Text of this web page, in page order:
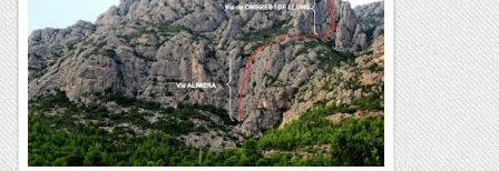
Bellmunt
Rutes Salvatges